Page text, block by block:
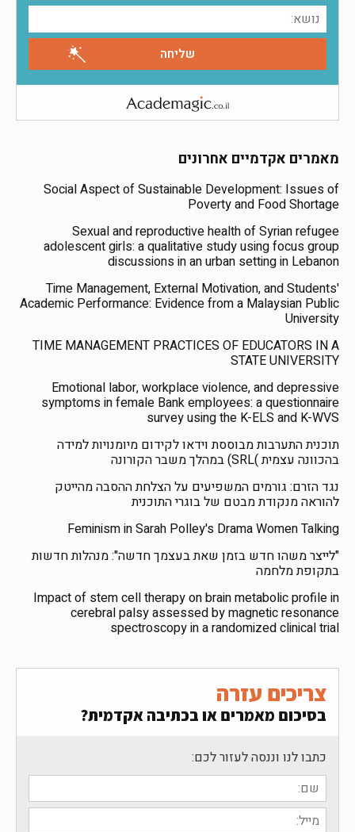
מאמרים אקדמיים אחרונים
Social Aspect of Sustainable Development: Issues of
Poverty and Food Shortage
Sexual and reproductive health of Syrian refugee
adolescent girls: a qualitative study using focus group
discussions in an urban setting in Lebanon
Time Management, External Motivation, and Students'
Academic Performance: Evidence from a Malaysian Public
University
TIME MANAGEMENT PRACTICES OF EDUCATORS IN A
STATE UNIVERSITY
Emotional labor, workplace violence, and depressive
symptoms in female Bank employees: a questionnaire
survey using the K-ELS and K-WVS
תוכנית התערבות מבוססת וידאו לקידום מיומנויות למידה
בהכוונה עצמית )SRL) במהלך משבר הקורונה
נגד הזרם: גורמים המשפיעים על הצלחת ההסבה מהייטק
להוראה מנקודת מבטם של בוגרי התוכנית
Feminism in Sarah Polley's Drama Women Talking
"לייצר משהו חדש בזמן שאת בעצמך חדשה": מנהלות חדשות
בתקופת מלחמה
Impact of stem cell therapy on brain metabolic profile in
cerebral palsy assessed by magnetic resonance
spectroscopy in a randomized clinical trial
צריכים עזרה
בסיכום מאמרים או בכתיבה אקדמית?
כתבו לנו וננסה לעזור לכם: